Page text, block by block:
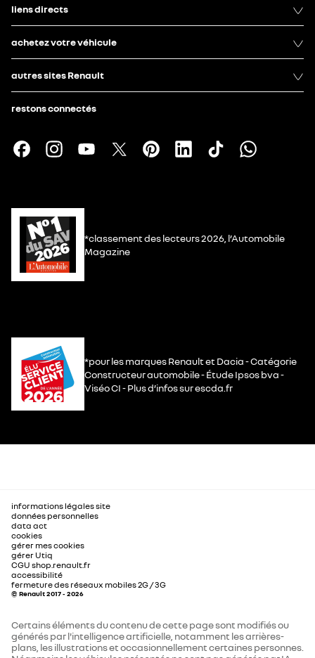
liens directs
achetez votre véhicule
autres sites Renault
restons connectés
*classement des lecteurs 2026, l’Automobile
Magazine
*pour les marques Renault et Dacia - Catégorie
Constructeur automobile - Étude Ipsos bva -
Viséo CI - Plus d’infos sur escda.fr
informations légales site
données personnelles
data act
cookies
gérer mes cookies
gérer Utiq
CGU shop.renault.fr
accessibilité
fermeture des réseaux mobiles 2G / 3G
© Renault 2017 - 2026
Certains éléments du contenu de cette page sont modifiés ou
générés par l'intelligence artificielle, notamment les arrières-
plans, les illustrations et occasionnellement certaines personnes.